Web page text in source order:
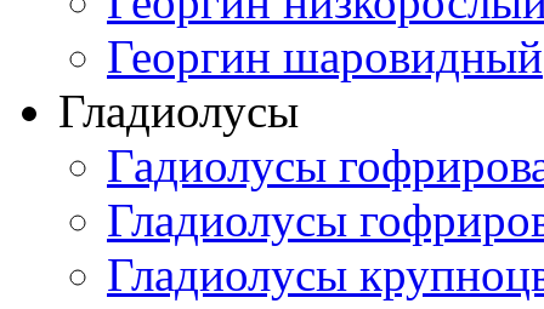
Георгин шаровидный
Гладиолусы
Гадиолусы
Гладиолусы
Гладиолусы